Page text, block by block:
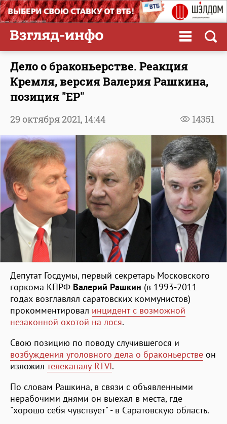
Дело о браконьерстве. Реакция
Кремля, версия Валерия Рашкина,
позиция "ЕР"
14351
29 октября 2021, 14:44
Депутат Госдумы, первый секретарь Московского
горкома КПРФ Валерий Рашкин (в 1993-2011
годах возглавлял саратовских коммунистов)
прокомментировал инцидент с возможной
незаконной охотой на лося.
Свою позицию по поводу случившегося и
возбуждения уголовного дела о браконьерстве он
изложил телеканалу RTVI.
По словам Рашкина, в связи с объявленными
нерабочими днями он выехал в места, где
"хорошо себя чувствует" - в Саратовскую область.